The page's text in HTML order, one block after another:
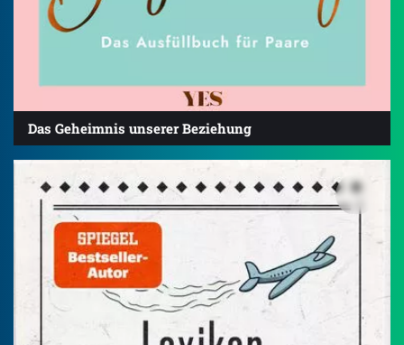
Das Geheimnis unserer Beziehung